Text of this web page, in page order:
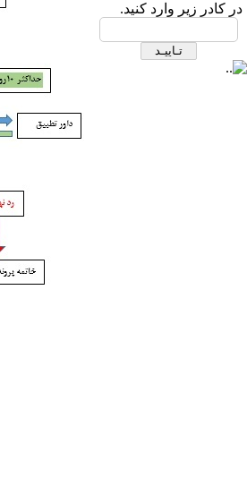
در كادر زیر وارد كنید.